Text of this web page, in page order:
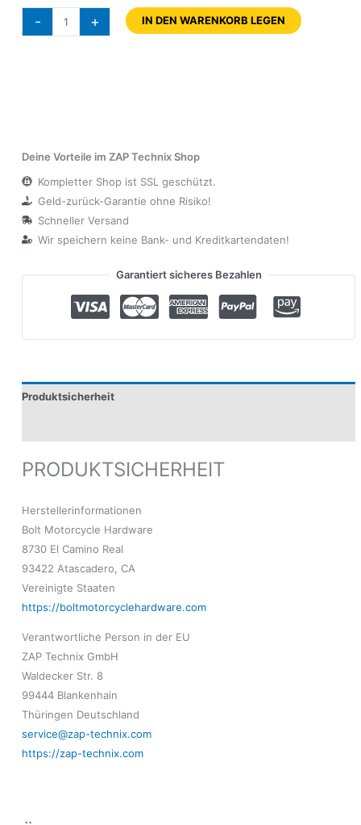
- + IN DEN WARENKORB LEGEN
Deine Vorteile im ZAP Technix Shop
Kompletter Shop ist SSL geschützt.
Geld-zurück-Garantie ohne Risiko!
Schneller Versand
Wir speichern keine Bank- und Kreditkartendaten!
Garantiert sicheres Bezahlen
Produktsicherheit
PRODUKTSICHERHEIT
Herstellerinformationen
Bolt Motorcycle Hardware
8730 El Camino Real
93422 Atascadero, CA
Vereinigte Staaten
https://boltmotorcyclehardware.com
Verantwortliche Person in der EU
ZAP Technix GmbH
Waldecker Str. 8
99444 Blankenhain
Thüringen Deutschland
service@zap-technix.com
https://zap-technix.com